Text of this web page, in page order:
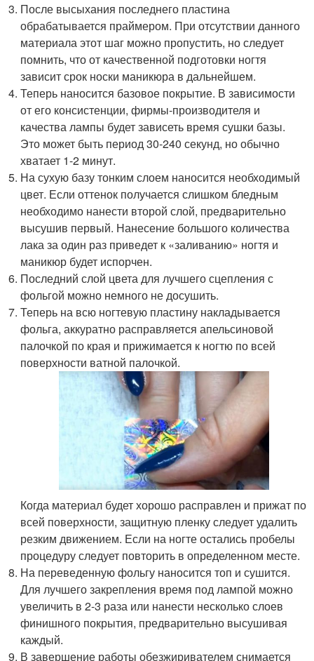
После высыхания последнего пластина
обрабатывается праймером. При отсутствии данного
материала этот шаг можно пропустить, но следует
помнить, что от качественной подготовки ногтя
зависит срок носки маникюра в дальнейшем.
Теперь наносится базовое покрытие. В зависимости
от его консистенции, фирмы-производителя и
качества лампы будет зависеть время сушки базы.
Это может быть период 30-240 секунд, но обычно
хватает 1-2 минут.
На сухую базу тонким слоем наносится необходимый
цвет. Если оттенок получается слишком бледным
необходимо нанести второй слой, предварительно
высушив первый. Нанесение большого количества
лака за один раз приведет к «заливанию» ногтя и
маникюр будет испорчен.
Последний слой цвета для лучшего сцепления с
фольгой можно немного не досушить.
Теперь на всю ногтевую пластину накладывается
фольга, аккуратно расправляется апельсиновой
палочкой по края и прижимается к ногтю по всей
поверхности ватной палочкой.
Когда материал будет хорошо расправлен и прижат по
всей поверхности, защитную пленку следует удалить
резким движением. Если на ногте остались пробелы
процедуру следует повторить в определенном месте.
На переведенную фольгу наносится топ и сушится.
Для лучшего закрепления время под лампой можно
увеличить в 2-3 раза или нанести несколько слоев
финишного покрытия, предварительно высушивая
каждый.
В завершение работы обезжиривателем снимается